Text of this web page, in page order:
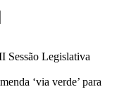
Sessão Legislativa
‘via verde’ para